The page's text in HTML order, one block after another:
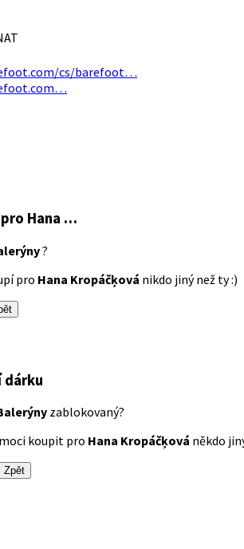
cs/barefoot…
pro Hana …
?
pro Hana Kropáčķová nikdo jiný než ty :)
dárku
zablokovaný?
koupit pro Hana Kropáčķová někdo
Zpět